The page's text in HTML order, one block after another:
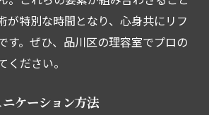
が特別な時間となり、心身共にリフ
す。ぜひ、品川区の理容室でプロの
ださい。
ケーション方法